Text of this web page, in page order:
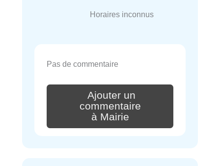
Horaires inconnus
Pas de commentaire
Ajouter un
commentaire
à Mairie